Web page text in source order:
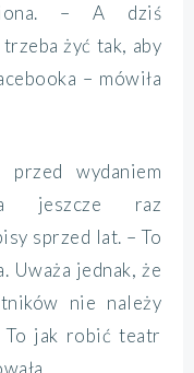
– A dziś
żyć tak, aby
– mówiła
przed wydaniem
jeszcze raz
sprzed lat. – To
Uważa jednak, że
nie należy
To jak robić teatr